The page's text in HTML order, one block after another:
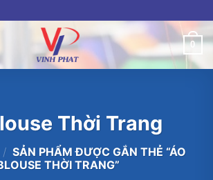
0
Thời Trang
/ SẢN PHẨM ĐƯỢC GẮN THẺ “ÁO
THỜI TRANG”